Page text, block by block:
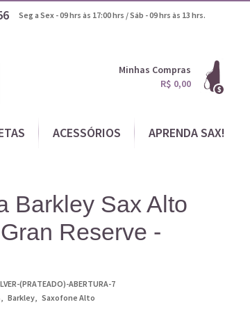
Seg a Sex - 09 hrs às 17:00 hrs / Sáb - 09 hrs às 13 hrs.
Minhas Compras
R$ 0,00
ACESSÓRIOS APRENDA SAX!
Barkley Sax Alto
Reserve -
(PRATEADO)-ABERTURA-7
Barkley Saxofone Alto